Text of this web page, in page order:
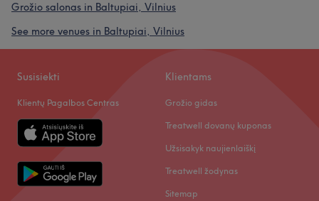
Grožio salonas in Baltupiai, Vilnius
See more venues in Baltupiai, Vilnius
Susisiekti
Klientų Pagalbos Centras
Klientams
Grožio gidas
Treatwell dovanų kuponas
Užsisakyk naujienlaiškį
Treatwell žodynas
Sitemap